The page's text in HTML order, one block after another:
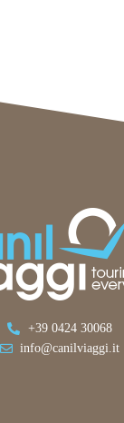
+39 0424 30068
info@canilviaggi.it